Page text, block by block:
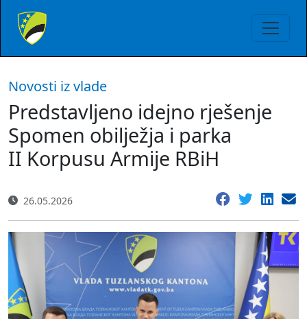
Novosti iz vlade
Predstavljeno idejno rješenje
Spomen obilježja i parka
II Korpusu Armije RBiH
26.05.2026